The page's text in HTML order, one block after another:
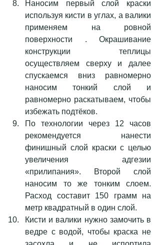
Наносим первый слой краски
используя кисти в углах, а валики
применяем на ровной
поверхности . Окрашивание
конструкции теплицы
осуществляем сверху и далее
спускаемся вниз равномерно
наносим тонкий слой и
равномерно раскатываем, чтобы
избежать подтёков.
По технологии через 12 часов
рекомендуется нанести
финишный слой краски с целью
увеличения адгезии
«прилипания». Второй слой
наносим то же тонким слоем.
Расход составит 150 грамм на
метр квадратный в один слой.
Кисти и валики нужно замочить в
ведре с водой, чтобы краска не